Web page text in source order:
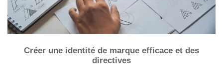
Créer une identité de marque efficace et des
directives